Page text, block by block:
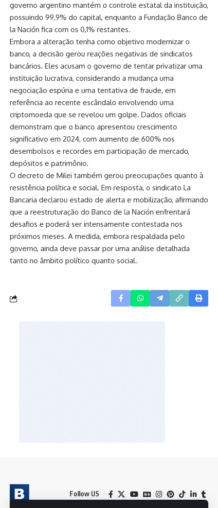
governo argentino mantém o controle estatal da instituição,
possuindo 99,9% do capital, enquanto a Fundação Banco de
la Nación fica com os 0,1% restantes.
Embora a alteração tenha como objetivo modernizar o
banco, a decisão gerou reações negativas de sindicatos
bancários. Eles acusam o governo de tentar privatizar uma
instituição lucrativa, considerando a mudança uma
negociação espúria e uma tentativa de fraude, em
referência ao recente escândalo envolvendo uma
criptomoeda que se revelou um golpe. Dados oficiais
demonstram que o banco apresentou crescimento
significativo em 2024, com aumento de 600% nos
desembolsos e recordes em participação de mercado,
depósitos e patrimônio.
O decreto de Milei também gerou preocupações quanto à
resistência política e social. Em resposta, o sindicato La
Bancaria declarou estado de alerta e mobilização, afirmando
que a reestruturação do Banco de la Nación enfrentará
desafios e poderá ser intensamente contestada nos
próximos meses. A medida, embora respaldada pelo
governo, ainda deve passar por uma análise detalhada
tanto no âmbito político quanto social.
Follow US